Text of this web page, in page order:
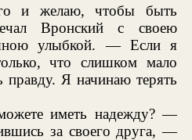
и желаю, чтобы быть
Вронский с своею
улыбкой. — Если я
что слишком мало
правду. Я начинаю терять
иметь надежду? —
за своего друга, —